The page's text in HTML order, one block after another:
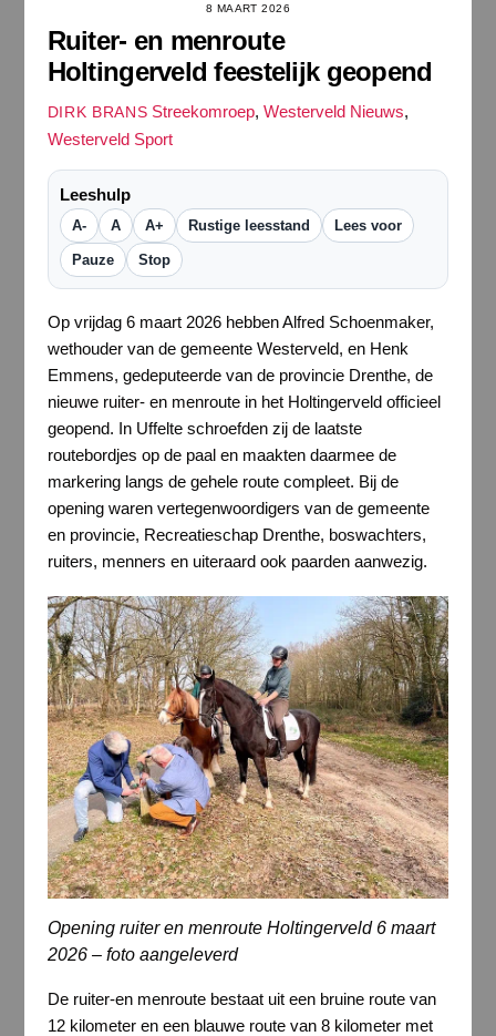
8 MAART 2026
Ruiter- en menroute
Holtingerveld feestelijk geopend
DIRK BRANS Streekomroep,Westerveld Nieuws,
Westerveld Sport
Leeshulp
A- A A+ Rustige leesstand Lees voor
Pauze Stop
Op vrijdag 6 maart 2026 hebben Alfred Schoenmaker,
wethouder van de gemeente Westerveld, en Henk
Emmens, gedeputeerde van de provincie Drenthe, de
nieuwe ruiter- en menroute in het Holtingerveld officieel
geopend. In Uffelte schroefden zij de laatste
routebordjes op de paal en maakten daarmee de
markering langs de gehele route compleet. Bij de
opening waren vertegenwoordigers van de gemeente
en provincie, Recreatieschap Drenthe, boswachters,
ruiters, menners en uiteraard ook paarden aanwezig.
Opening ruiter en menroute Holtingerveld 6 maart
2026 – foto aangeleverd
De ruiter-en menroute bestaat uit een bruine route van
12 kilometer en een blauwe route van 8 kilometer met